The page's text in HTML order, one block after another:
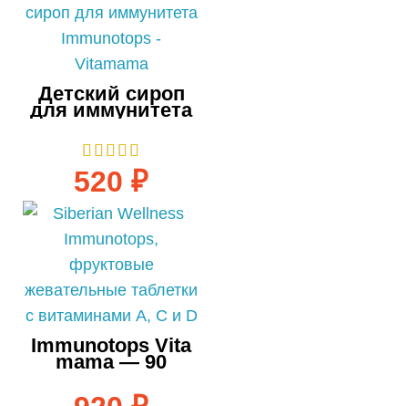
Детский сироп
для иммунитета
Витамама — 95
мл
520 ₽
Immunotops Vita
mama — 90